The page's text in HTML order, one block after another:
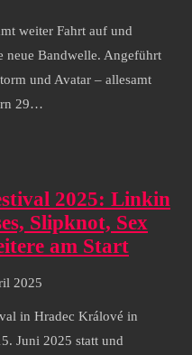
weiter Fahrt auf und
neue Bandwelle. Angeführt
und Avatar – allesamt
29…
2025: Linkin
Slipknot, Sex
am Start
2025
in Hradec Králové in
Juni 2025 statt und